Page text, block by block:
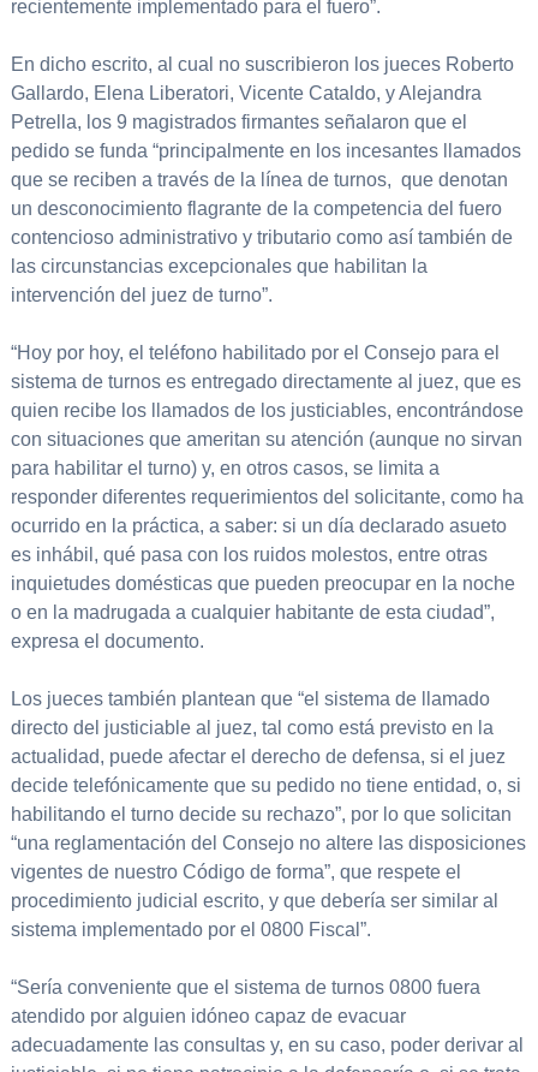
recientemente implementado para el fuero”.
En dicho escrito, al cual no suscribieron los jueces Roberto
Gallardo, Elena Liberatori, Vicente Cataldo, y Alejandra
Petrella, los 9 magistrados firmantes señalaron que el
pedido se funda “principalmente en los incesantes llamados
que se reciben a través de la línea de turnos, que denotan
un desconocimiento flagrante de la competencia del fuero
contencioso administrativo y tributario como así también de
las circunstancias excepcionales que habilitan la
intervención del juez de turno”.
“Hoy por hoy, el teléfono habilitado por el Consejo para el
sistema de turnos es entregado directamente al juez, que es
quien recibe los llamados de los justiciables, encontrándose
con situaciones que ameritan su atención (aunque no sirvan
para habilitar el turno) y, en otros casos, se limita a
responder diferentes requerimientos del solicitante, como ha
ocurrido en la práctica, a saber: si un día declarado asueto
es inhábil, qué pasa con los ruidos molestos, entre otras
inquietudes domésticas que pueden preocupar en la noche
o en la madrugada a cualquier habitante de esta ciudad”,
expresa el documento.
Los jueces también plantean que “el sistema de llamado
directo del justiciable al juez, tal como está previsto en la
actualidad, puede afectar el derecho de defensa, si el juez
decide telefónicamente que su pedido no tiene entidad, o, si
habilitando el turno decide su rechazo”, por lo que solicitan
“una reglamentación del Consejo no altere las disposiciones
vigentes de nuestro Código de forma”, que respete el
procedimiento judicial escrito, y que debería ser similar al
sistema implementado por el 0800 Fiscal”.
“Sería conveniente que el sistema de turnos 0800 fuera
atendido por alguien idóneo capaz de evacuar
adecuadamente las consultas y, en su caso, poder derivar al